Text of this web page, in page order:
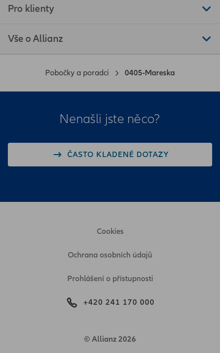
Pro klienty
Vše o Allianz
Nenašli jste něco?
ČASTO KLADENÉ DOTAZY
Cookies
Ochrana osobních údajů
Prohlášení o přístupnosti
© Allianz 2026
+420 241 170 000
Pobočky a poradci 0405-Mareska